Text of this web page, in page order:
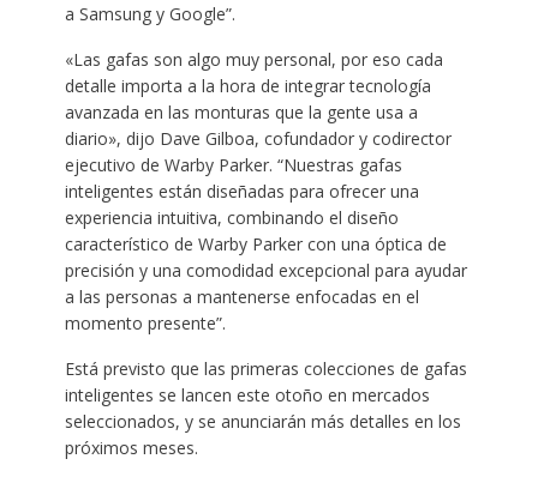
a Samsung y Google”.
«Las gafas son algo muy personal, por eso cada
detalle importa a la hora de integrar tecnología
avanzada en las monturas que la gente usa a
diario», dijo Dave Gilboa, cofundador y codirector
ejecutivo de Warby Parker. “Nuestras gafas
inteligentes están diseñadas para ofrecer una
experiencia intuitiva, combinando el diseño
característico de Warby Parker con una óptica de
precisión y una comodidad excepcional para ayudar
a las personas a mantenerse enfocadas en el
momento presente”.
Está previsto que las primeras colecciones de gafas
inteligentes se lancen este otoño en mercados
seleccionados, y se anunciarán más detalles en los
próximos meses.